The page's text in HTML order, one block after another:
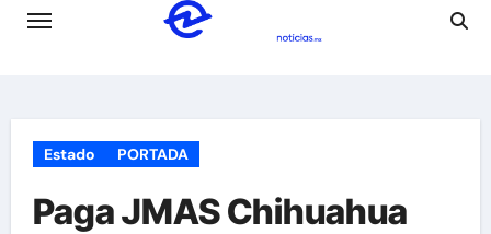
Estado PORTADA
Paga JMAS Chihuahua